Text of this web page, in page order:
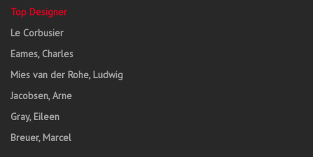
Top Designer
Le Corbusier
Eames, Charles
Mies van der Rohe, Ludwig
Jacobsen, Arne
Gray, Eileen
Breuer, Marcel